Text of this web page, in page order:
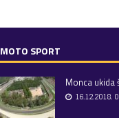
MOTO SPORT
Monca ukida
16.12.2018.